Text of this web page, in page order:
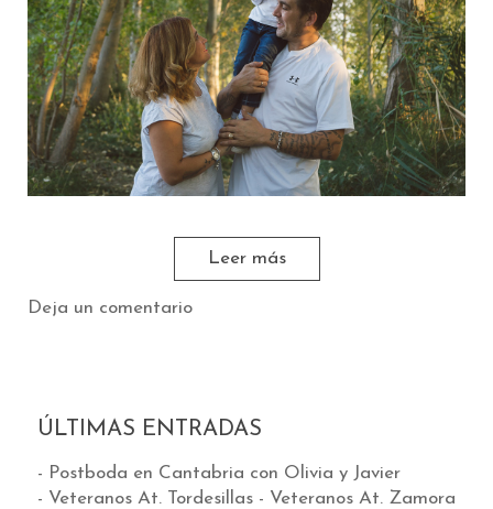
Leer más
Deja un comentario
ÚLTIMAS ENTRADAS
- Postboda en Cantabria con Olivia y Javier
- Veteranos At. Tordesillas - Veteranos At. Zamora